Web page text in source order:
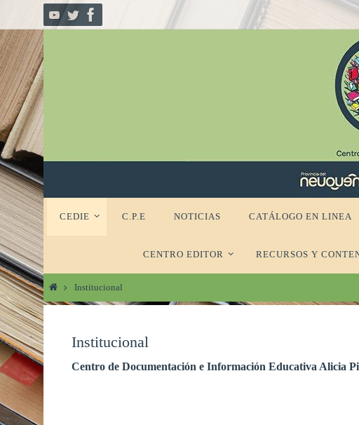
Ir
al
contenido
Ir
al
contenido
CEDIE C.P.E NOTICIAS CATÁLOGO EN LINEA
CENTRO EDITOR RECURSOS Y
InicioInstitucional
Institucional
Centro de Documentación e Información Educativa Alicia